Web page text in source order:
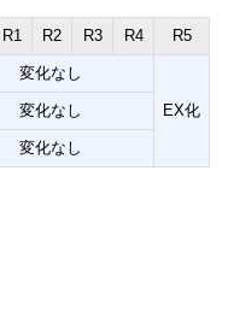
R1 R2 R3 R4 R5
変化なし
EX化
変化なし
変化なし